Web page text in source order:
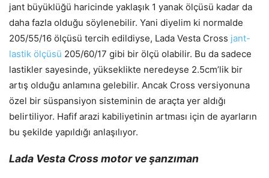
jant büyüklüğü haricinde yaklaşık 1 yanak ölçüsü kadar da
daha fazla olduğu söylenebilir. Yani diyelim ki normalde
205/55/16 ölçüsü tercih edildiyse, Lada Vesta Cross jant-
lastik ölçüsü 205/60/17 gibi bir ölçü olabilir. Bu da sadece
lastikler sayesinde, yükseklikte neredeyse 2.5cm’lik bir
artış olduğu anlamına gelebilir. Ancak Cross versiyonuna
özel bir süspansiyon sisteminin de araçta yer aldığı
belirtiliyor. Hafif arazi kabiliyetinin artması için de ayarların
bu şekilde yapıldığı anlaşılıyor.
Lada Vesta Cross motor ve şanzıman